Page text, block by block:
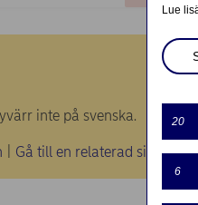
inte på svenska.
Gå till en relaterad sida på
Lue
20
6